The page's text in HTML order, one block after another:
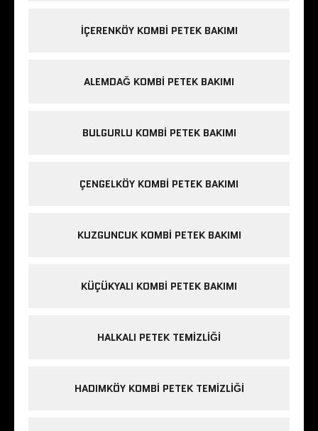
IÇERENKÖY KOMBI PETEK BAKIMI
ALEMDAĞ KOMBI PETEK BAKIMI
BULGURLU KOMBI PETEK BAKIMI
ÇENGELKÖY KOMBI PETEK BAKIMI
KUZGUNCUK KOMBI PETEK BAKIMI
KÜÇÜKYALI KOMBI PETEK BAKIMI
HALKALI PETEK TEMIZLIĞI
HADIMKÖY KOMBI PETEK TEMIZLIĞI